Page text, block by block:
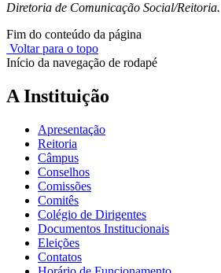
Diretoria de Comunicação Social/Reitoria.
Fim do conteúdo da página
Voltar para o topo
Início da navegação de rodapé
A Instituição
Apresentação
Reitoria
Câmpus
Conselhos
Comissões
Comitês
Colégio de Dirigentes
Documentos Institucionais
Eleições
Contatos